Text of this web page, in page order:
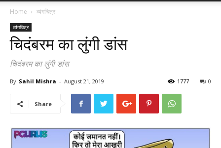
Home व्यंगचित्र
व्यंगचित्र
चिदंबरम का लुंगी डांस
चिदंबरम का लुंगी डांस
By Sahil Mishra - August 21, 2019 0
1777
Share